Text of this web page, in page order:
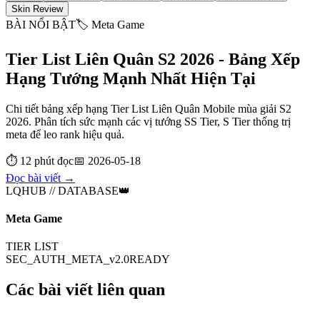
Skin Review
BÀI NỔI BẬT🏷️ Meta Game
Tier List Liên Quân S2 2026 - Bảng Xếp
Hạng Tướng Mạnh Nhất Hiện Tại
Chi tiết bảng xếp hạng Tier List Liên Quân Mobile mùa giải S2
2026. Phân tích sức mạnh các vị tướng SS Tier, S Tier thống trị
meta để leo rank hiệu quả.
⏱️ 12 phút đọc📅 2026-05-18
Đọc bài viết →
LQHUB // DATABASE👑
Meta Game
TIER LIST
SEC_AUTH_META_v2.0READY
Các bài viết liên quan